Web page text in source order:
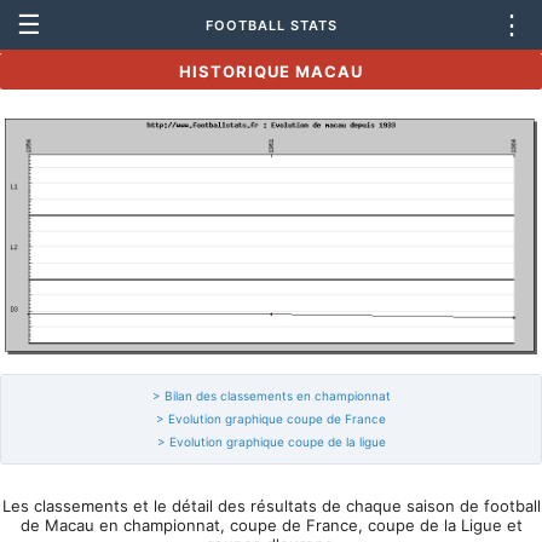
☰ FOOTBALL STATS ⋮
HISTORIQUE MACAU
> Bilan des classements en championnat
> Evolution graphique coupe de France
> Evolution graphique coupe de la ligue
Les classements et le détail des résultats de chaque saison de football
de Macau en championnat, coupe de France, coupe de la Ligue et